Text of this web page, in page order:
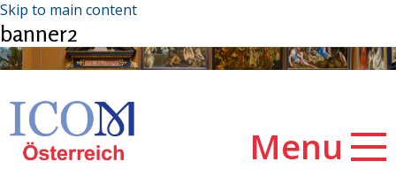
Skip to main content
banner2
Menu